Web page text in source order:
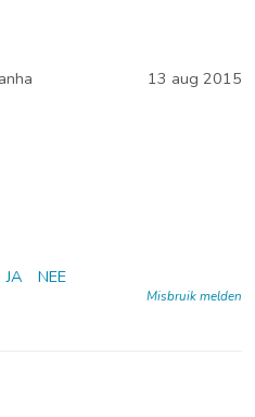
13 aug 2015
JA NEE
Misbruik melden